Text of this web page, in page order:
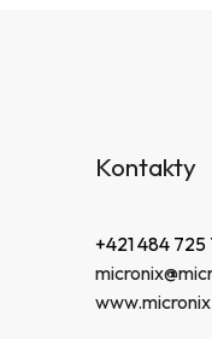
Kontakty
+421 484